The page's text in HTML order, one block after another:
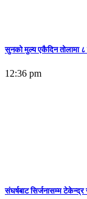
सुनकाे मुल्य एकैदिन तोलामा ८
12:36 pm
संघर्षबाट सिर्जनासम्म